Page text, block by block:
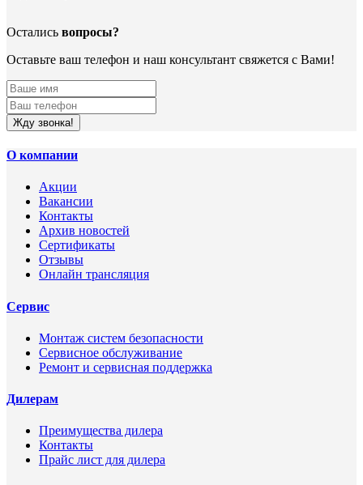
Остались вопросы?
Оставьте ваш телефон и наш консультант свяжется с Вами!
Жду звонка!
О компании
Акции
Вакансии
Контакты
Архив новостей
Сертификаты
Отзывы
Онлайн трансляция
Сервис
Монтаж систем безопасности
Сервисное обслуживание
Ремонт и сервисная поддержка
Дилерам
Преимущества дилера
Контакты
Прайс лист для дилера